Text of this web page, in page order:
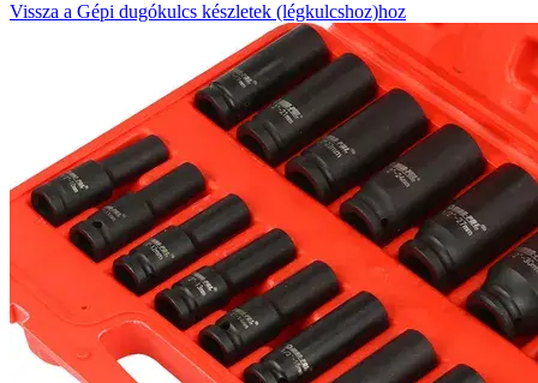
Vissza a Gépi dugókulcs készletek (légkulcshoz)hoz